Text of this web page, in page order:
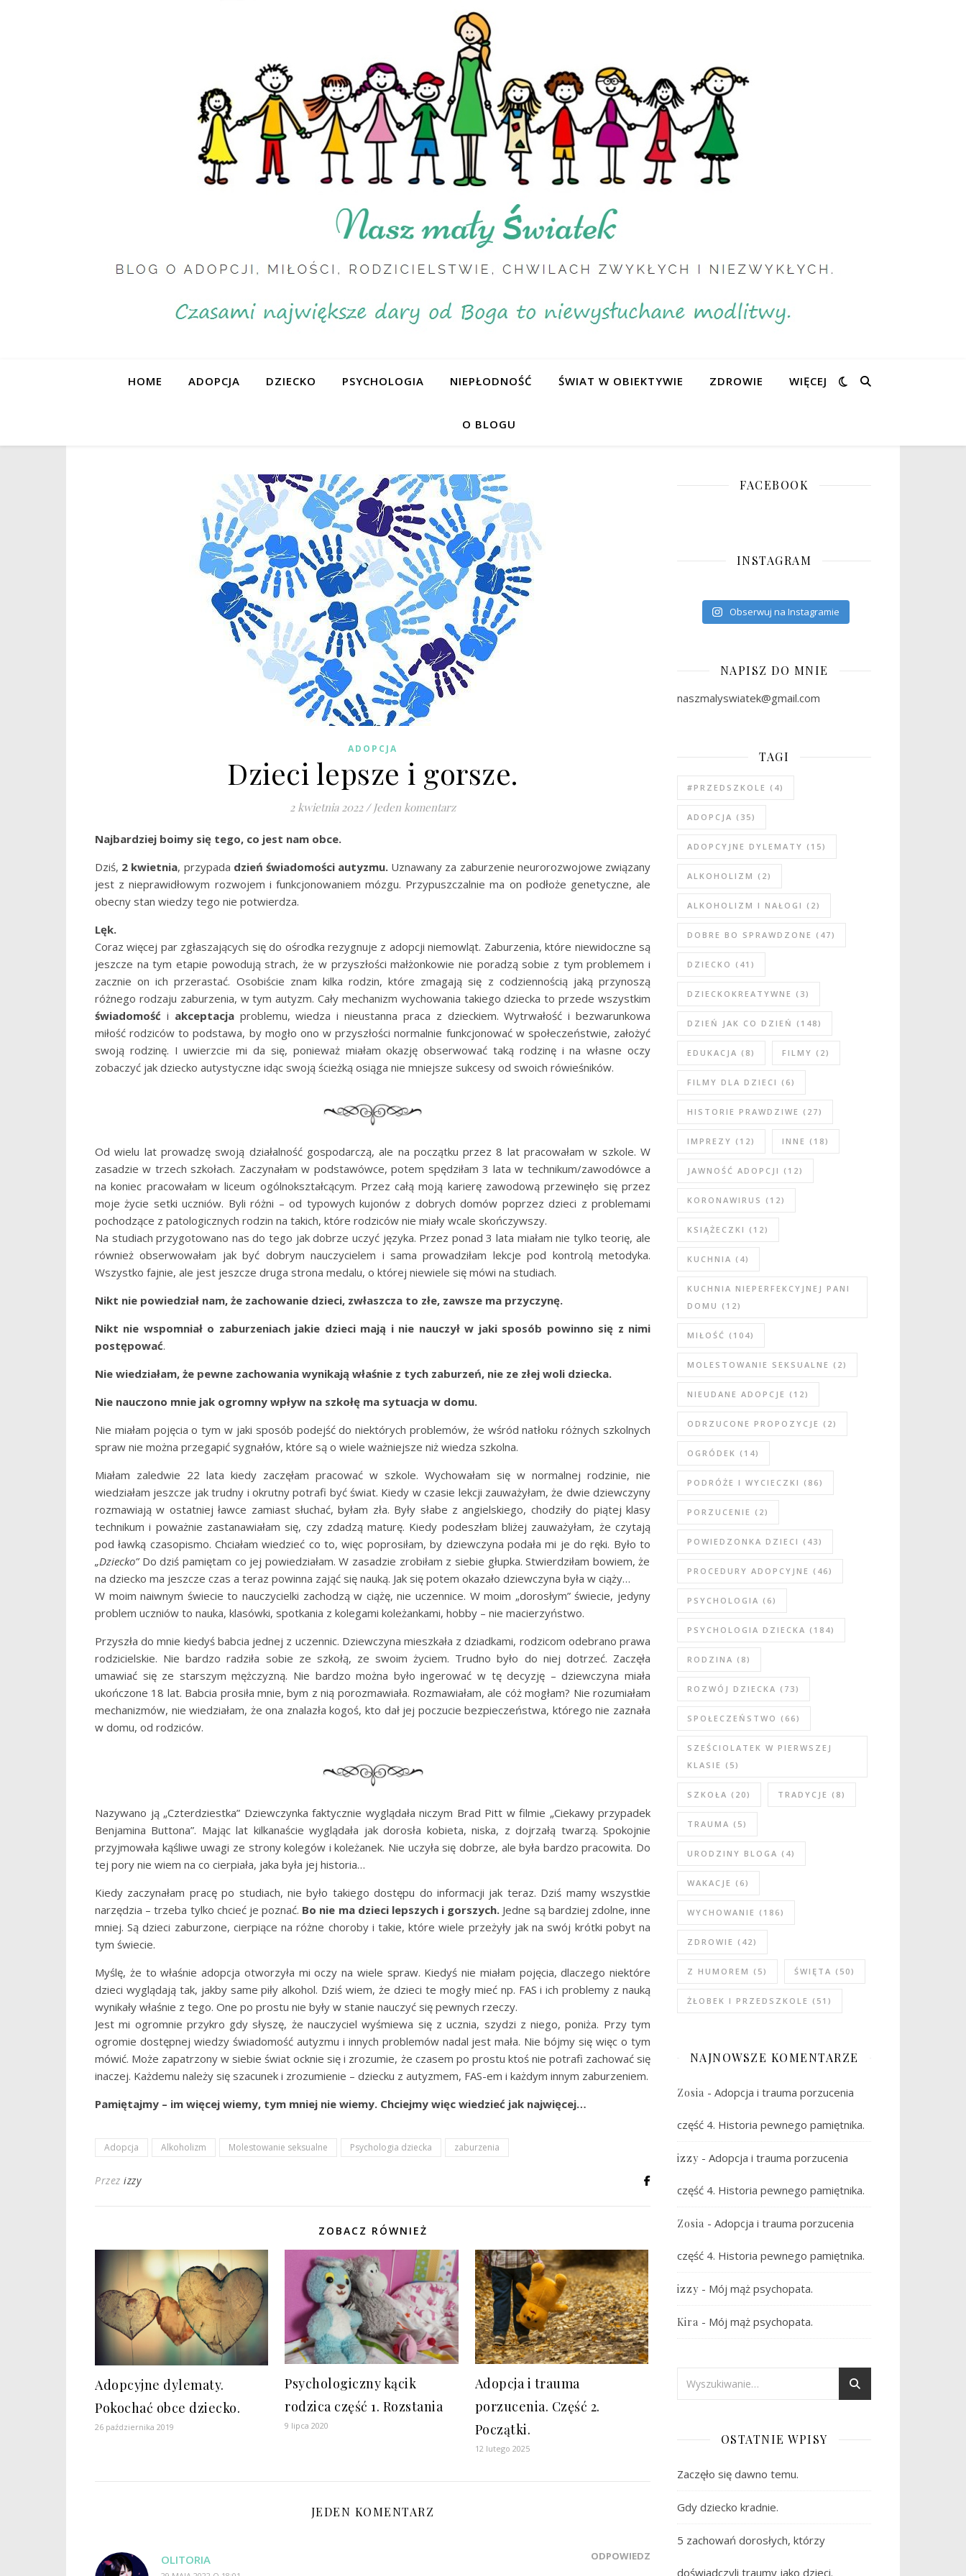
HOME ADOPCJA DZIECKO PSYCHOLOGIA NIEPŁODNOŚĆ ŚWIAT W OBIEKTYWIE ZDROWIE WIĘCEJ
O BLOGU
ADOPCJA
Dzieci lepsze i gorsze.
2 kwietnia 2022 / Jeden komentarz
Najbardziej boimy się tego, co jest nam obce.
Dziś, 2 kwietnia, przypada dzień świadomości autyzmu. Uznawany za zaburzenie neurorozwojowe związany
jest z nieprawidłowym rozwojem i funkcjonowaniem mózgu. Przypuszczalnie ma on podłoże genetyczne, ale
obecny stan wiedzy tego nie potwierdza.
Lęk.
Coraz więcej par zgłaszających się do ośrodka rezygnuje z adopcji niemowląt. Zaburzenia, które niewidoczne są
jeszcze na tym etapie powodują strach, że w przyszłości małżonkowie nie poradzą sobie z tym problemem i
zacznie on ich przerastać. Osobiście znam kilka rodzin, które zmagają się z codziennością jaką przynoszą
różnego rodzaju zaburzenia, w tym autyzm. Cały mechanizm wychowania takiego dziecka to przede wszystkim
świadomość i akceptacjaproblemu, wiedza i nieustanna praca z dzieckiem. Wytrwałość i bezwarunkowa
miłość rodziców to podstawa, by mogło ono w przyszłości normalnie funkcjonować w społeczeństwie, założyć
swoją rodzinę. I uwierzcie mi da się, ponieważ miałam okazję obserwować taką rodzinę i na własne oczy
zobaczyć jak dziecko autystyczne idąc swoją ścieżką osiąga nie mniejsze sukcesy od swoich rówieśników.
Od wielu lat prowadzę swoją działalność gospodarczą, ale na początku przez 8 lat pracowałam w szkole. W
zasadzie w trzech szkołach. Zaczynałam w podstawówce, potem spędziłam 3 lata w technikum/zawodówce a
na koniec pracowałam w liceum ogólnokształcącym. Przez całą moją karierę zawodową przewinęło się przez
moje życie setki uczniów. Byli różni – od typowych kujonów z dobrych domów poprzez dzieci z problemami
pochodzące z patologicznych rodzin na takich, które rodziców nie miały wcale skończywszy.
Na studiach przygotowano nas do tego jak dobrze uczyć języka. Przez ponad 3 lata miałam nie tylko teorię, ale
również obserwowałam jak być dobrym nauczycielem i sama prowadziłam lekcje pod kontrolą metodyka.
Wszystko fajnie, ale jest jeszcze druga strona medalu, o której niewiele się mówi na studiach.
Nikt nie powiedział nam, że zachowanie dzieci, zwłaszcza to złe, zawsze ma przyczynę.
Nikt nie wspomniał o zaburzeniach jakie dzieci mają i nie nauczył w jaki sposób powinno się z nimi
postępować.
Nie wiedziałam, że pewne zachowania wynikają właśnie z tych zaburzeń, nie ze złej woli dziecka.
Nie nauczono mnie jak ogromny wpływ na szkołę ma sytuacja w domu.
Nie miałam pojęcia o tym w jaki sposób podejść do niektórych problemów, że wśród natłoku różnych szkolnych
spraw nie można przegapić sygnałów, które są o wiele ważniejsze niż wiedza szkolna.
Miałam zaledwie 22 lata kiedy zaczęłam pracować w szkole. Wychowałam się w normalnej rodzinie, nie
wiedziałam jeszcze jak trudny i okrutny potrafi być świat. Kiedy w czasie lekcji zauważyłam, że dwie dziewczyny
rozmawiają w ostatniej ławce zamiast słuchać, byłam zła. Były słabe z angielskiego, chodziły do piątej klasy
technikum i poważnie zastanawiałam się, czy zdadzą maturę. Kiedy podeszłam bliżej zauważyłam, że czytają
pod ławką czasopismo. Chciałam wiedzieć co to, więc poprosiłam, by dziewczyna podała mi je do ręki. Było to
„Dziecko”Do dziś pamiętam co jej powiedziałam. W zasadzie zrobiłam z siebie głupka. Stwierdziłam bowiem, że
na dziecko ma jeszcze czas a teraz powinna zająć się nauką. Jak się potem okazało dziewczyna była w ciąży…
W moim naiwnym świecie to nauczycielki zachodzą w ciążę, nie uczennice. W moim „dorosłym” świecie, jedyny
problem uczniów to nauka, klasówki, spotkania z kolegami koleżankami, hobby – nie macierzyństwo.
Przyszła do mnie kiedyś babcia jednej z uczennic. Dziewczyna mieszkała z dziadkami, rodzicom odebrano prawa
rodzicielskie. Nie bardzo radziła sobie ze szkołą, ze swoim życiem. Trudno było do niej dotrzeć. Zaczęła
umawiać się ze starszym mężczyzną. Nie bardzo można było ingerować w tę decyzję – dziewczyna miała
ukończone 18 lat. Babcia prosiła mnie, bym z nią porozmawiała. Rozmawiałam, ale cóż mogłam? Nie rozumiałam
mechanizmów, nie wiedziałam, że ona znalazła kogoś, kto dał jej poczucie bezpieczeństwa, którego nie zaznała
w domu, od rodziców.
Nazywano ją „Czterdziestka” Dziewczynka faktycznie wyglądała niczym Brad Pitt w filmie „Ciekawy przypadek
Benjamina Buttona”. Mając lat kilkanaście wyglądała jak dorosła kobieta, niska, z dojrzałą twarzą. Spokojnie
przyjmowała kąśliwe uwagi ze strony kolegów i koleżanek. Nie uczyła się dobrze, ale była bardzo pracowita. Do
tej pory nie wiem na co cierpiała, jaka była jej historia…
Kiedy zaczynałam pracę po studiach, nie było takiego dostępu do informacji jak teraz. Dziś mamy wszystkie
narzędzia – trzeba tylko chcieć je poznać. Bo nie ma dzieci lepszych i gorszych. Jedne są bardziej zdolne, inne
mniej. Są dzieci zaburzone, cierpiące na różne choroby i takie, które wiele przeżyły jak na swój krótki pobyt na
tym świecie.
Myślę, że to właśnie adopcja otworzyła mi oczy na wiele spraw. Kiedyś nie miałam pojęcia, dlaczego niektóre
dzieci wyglądają tak, jakby same piły alkohol. Dziś wiem, że dzieci te mogły mieć np. FAS i ich problemy z nauką
wynikały właśnie z tego. One po prostu nie były w stanie nauczyć się pewnych rzeczy.
Jest mi ogromnie przykro gdy słyszę, że nauczyciel wyśmiewa się z ucznia, szydzi z niego, poniża. Przy tym
ogromie dostępnej wiedzy świadomość autyzmu i innych problemów nadal jest mała. Nie bójmy się więc o tym
mówić. Może zapatrzony w siebie świat ocknie się i zrozumie, że czasem po prostu ktoś nie potrafi zachować się
inaczej. Każdemu należy się szacunek i zrozumienie – dziecku z autyzmem, FAS-em i każdym innym zaburzeniem.
Pamiętajmy – im więcej wiemy, tym mniej nie wiemy. Chciejmy więc wiedzieć jak najwięcej…
Adopcja Alkoholizm Molestowanie seksualne Psychologia dziecka zaburzenia
Przez izzy
ZOBACZ RÓWNIEŻ
Adopcyjne dylematy.
Pokochać obce dziecko.
26 października 2019
Psychologiczny kącik
rodzica część 1. Rozstania
9 lipca 2020
Adopcja i trauma
porzucenia. Część 2.
Początki.
12 lutego 2025
JEDEN KOMENTARZ
OLITORIA ODPOWIEDZ
FACEBOOK
INSTAGRAM
Obserwuj na Instagramie
NAPISZ DO MNIE
naszmalyswiatek@gmail.com
TAGI
#PRZEDSZKOLE (4)
ADOPCJA (35)
ADOPCYJNE DYLEMATY (15)
ALKOHOLIZM (2)
ALKOHOLIZM I NAŁOGI (2)
DOBRE BO SPRAWDZONE (47)
DZIECKO (41)
DZIECKOKREATYWNE (3)
DZIEŃ JAK CO DZIEŃ (148)
EDUKACJA (8) FILMY (2)
FILMY DLA DZIECI (6)
HISTORIE PRAWDZIWE (27)
IMPREZY (12) INNE (18)
JAWNOŚĆ ADOPCJI (12)
KORONAWIRUS (12)
KSIĄŻECZKI (12)
KUCHNIA (4)
KUCHNIA NIEPERFEKCYJNEJ PANI
DOMU (12)
MIŁOŚĆ (104)
MOLESTOWANIE SEKSUALNE (2)
NIEUDANE ADOPCJE (12)
ODRZUCONE PROPOZYCJE (2)
OGRÓDEK (14)
PODRÓŻE I WYCIECZKI (86)
PORZUCENIE (2)
POWIEDZONKA DZIECI (43)
PROCEDURY ADOPCYJNE (46)
PSYCHOLOGIA (6)
PSYCHOLOGIA DZIECKA (184)
RODZINA (8)
ROZWÓJ DZIECKA (73)
SPOŁECZEŃSTWO (66)
SZEŚCIOLATEK W PIERWSZEJ
KLASIE (5)
SZKOŁA (20) TRADYCJE (8)
TRAUMA (5)
URODZINY BLOGA (4)
WAKACJE (6)
WYCHOWANIE (186)
ZDROWIE (42)
Z HUMOREM (5) ŚWIĘTA (50)
ŻŁOBEK I PRZEDSZKOLE (51)
NAJNOWSZE KOMENTARZE
Zosia - Adopcja i trauma porzucenia
część 4. Historia pewnego pamiętnika.
izzy - Adopcja i trauma porzucenia
część 4. Historia pewnego pamiętnika.
Zosia - Adopcja i trauma porzucenia
część 4. Historia pewnego pamiętnika.
izzy - Mój mąż psychopata.
Kira - Mój mąż psychopata.
OSTATNIE WPISY
Zaczęło się dawno temu.
Gdy dziecko kradnie.
5 zachowań dorosłych, którzy
doświadczyli traumy jako dzieci.